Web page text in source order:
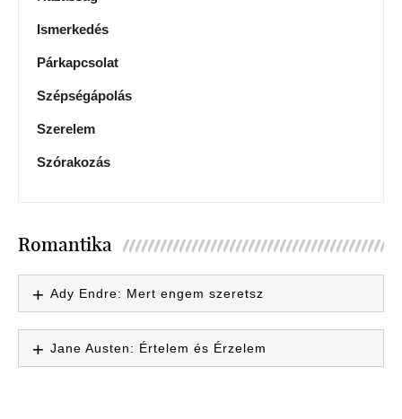
Ismerkedés
Párkapcsolat
Szépségápolás
Szerelem
Szórakozás
Romantika
Ady Endre: Mert engem szeretsz
Jane Austen: Értelem és Érzelem